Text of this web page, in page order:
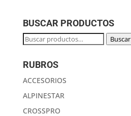
BUSCAR PRODUCTOS
Buscar
Buscar
RUBROS
ACCESORIOS
ALPINESTAR
CROSSPRO